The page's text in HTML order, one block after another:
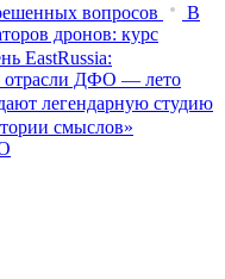
вопросов
В
дронов: курс
EastRussia:
отрасли ДФО — лето
легендарную студию
смыслов»